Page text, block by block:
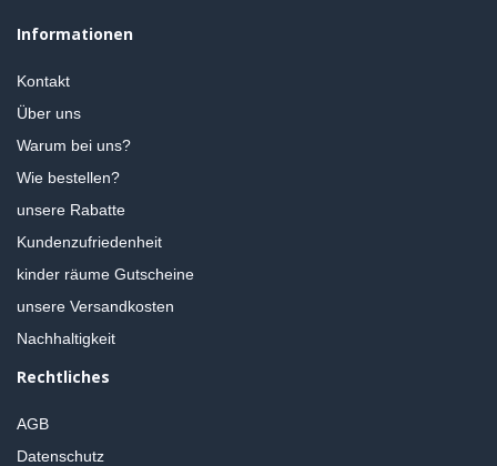
Informationen
Kontakt
Über uns
Warum bei uns?
Wie bestellen?
unsere Rabatte
Kundenzufriedenheit
kinder räume Gutscheine
unsere Versandkosten
Nachhaltigkeit
Rechtliches
AGB
Datenschutz